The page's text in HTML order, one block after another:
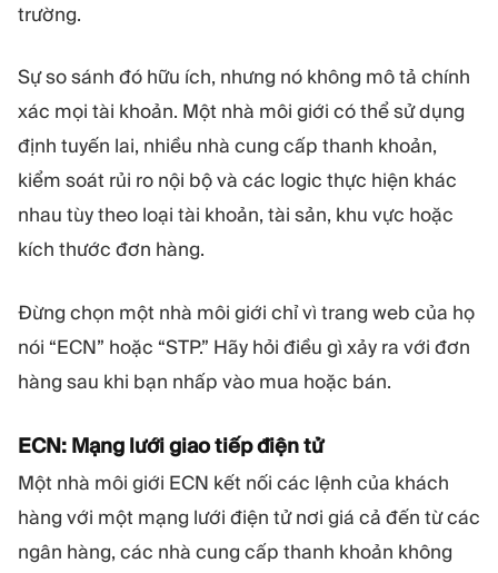
trường.
Sự so sánh đó hữu ích, nhưng nó không mô tả chính
xác mọi tài khoản. Một nhà môi giới có thể sử dụng
định tuyến lai, nhiều nhà cung cấp thanh khoản,
kiểm soát rủi ro nội bộ và các logic thực hiện khác
nhau tùy theo loại tài khoản, tài sản, khu vực hoặc
kích thước đơn hàng.
Đừng chọn một nhà môi giới chỉ vì trang web của họ
nói “ECN” hoặc “STP.” Hãy hỏi điều gì xảy ra với đơn
hàng sau khi bạn nhấp vào mua hoặc bán.
ECN: Mạng lưới giao tiếp điện tử
Một nhà môi giới ECN kết nối các lệnh của khách
hàng với một mạng lưới điện tử nơi giá cả đến từ các
ngân hàng, các nhà cung cấp thanh khoản không